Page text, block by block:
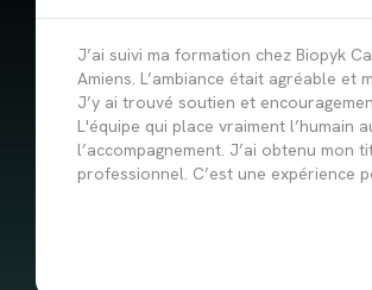
J’ai suivi ma formation chez Biopyk
Amiens. L’ambiance était agréable et
J’y ai trouvé soutien et
L'équipe qui place vraiment l’humain
l’accompagnement. J’ai obtenu mon
professionnel. C’est une expérience